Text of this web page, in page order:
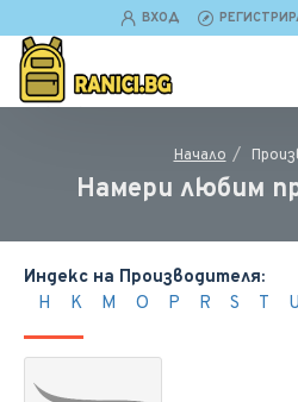
ВХОД
Начало
Намери любим
Индекс на Производителя:
H
K M O P R S T U